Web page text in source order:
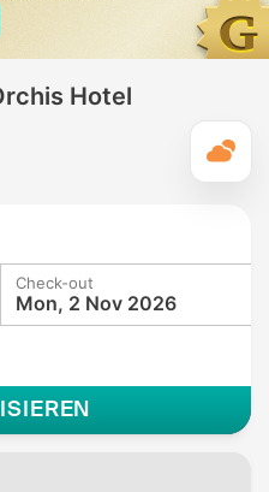
Hotel
Check-out
Mon, 2 Nov 2026